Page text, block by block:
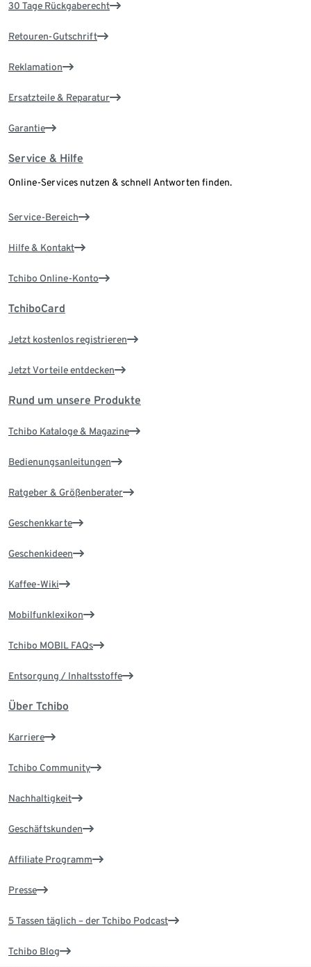
30 Tage Rückgaberecht
Retouren-Gutschrift
Reklamation
Ersatzteile & Reparatur
Garantie
Service & Hilfe
Online-Services nutzen & schnell Antworten finden.
Service-Bereich
Hilfe & Kontakt
Tchibo Online-Konto
TchiboCard
Jetzt kostenlos registrieren
Jetzt Vorteile entdecken
Rund um unsere Produkte
Tchibo Kataloge & Magazine
Bedienungsanleitungen
Ratgeber & Größenberater
Geschenkkarte
Geschenkideen
Kaffee-Wiki
Mobilfunklexikon
Tchibo MOBIL FAQs
Entsorgung / Inhaltsstoffe
Über Tchibo
Karriere
Tchibo Community
Nachhaltigkeit
Geschäftskunden
Affiliate Programm
Presse
5 Tassen täglich – der Tchibo Podcast
Tchibo Blog